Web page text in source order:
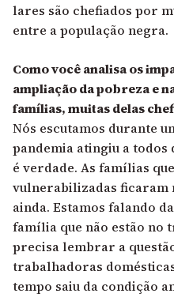
lares são chefiados por
entre a população negra.
Como você analisa os
ampliação da pobreza e
famílias, muitas delas
Nós escutamos durante
pandemia atingiu a todos
é verdade. As famílias
vulnerabilizadas ficaram
ainda. Estamos falando
família que não estão no
precisa lembrar a
trabalhadoras
tempo saiu da condição